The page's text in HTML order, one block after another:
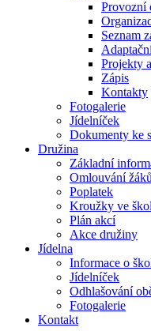
Provozní
Seznam
Projekty
Zápis
Kontakty
Fotogalerie
Jídelníček
Dokumenty ke
Družina
Základní
Omlouvání žáků
Poplatek
Kroužky ve
Plán akcí
Akce družiny
Jídelna
Informace o
Jídelníček
Odhlašování
Fotogalerie
Kontakt